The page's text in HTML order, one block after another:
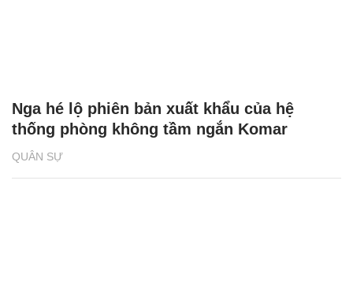
QUÂN SỰ
Nga hé lộ phiên bản xuất khẩu của hệ
thống phòng không tầm ngắn Komar